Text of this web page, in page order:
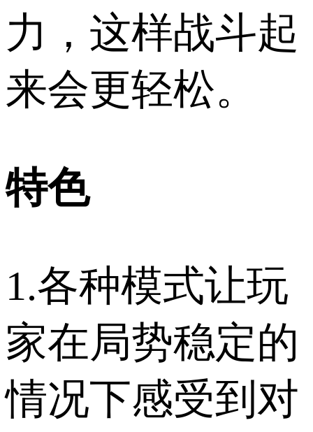
力，这样战斗起
来会更轻松。
特色
1.各种模式让玩
家在局势稳定的
情况下感受到对